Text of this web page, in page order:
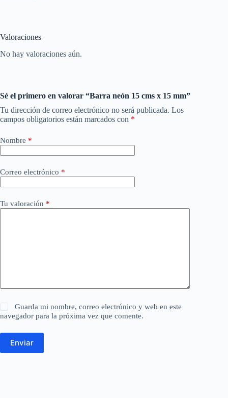
Valoraciones
No hay valoraciones aún.
Sé el primero en valorar “Barra neón 15 cms x 15 mm”
Tu dirección de correo electrónico no será publicada. Los
campos obligatorios están marcados con *
Nombre *
Correo electrónico *
Tu valoración *
Guarda mi nombre, correo electrónico y web en este
navegador para la próxima vez que comente.
Enviar